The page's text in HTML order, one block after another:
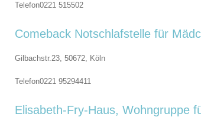
Telefon0221 515502
Comeback Notschlafstelle für
Gilbachstr.23, 50672, Köln
Telefon0221 95294411
Elisabeth-Fry-Haus, Wohngruppe